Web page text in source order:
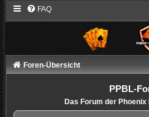
FAQ
Foren-Übersicht
PPBL-
Das Forum der